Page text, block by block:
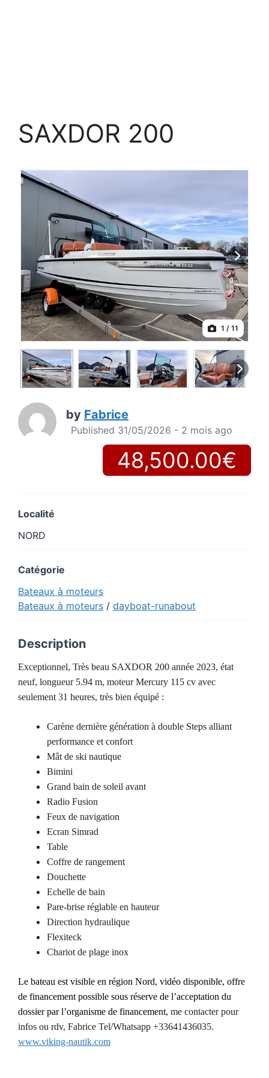
SAXDOR 200
1 / 11
by Fabrice
Published 31/05/2026 - 2 mois ago
48,500.00€
Localité
NORD
Catégorie
Bateaux à moteurs
Bateaux à moteurs / dayboat-runabout
Description
Exceptionnel, Très beau SAXDOR 200 année 2023, état
neuf, longueur 5.94 m, moteur Mercury 115 cv avec
seulement 31 heures, très bien équipé :
Carène dernière génération à double Steps alliant
performance et confort
Mât de ski nautique
Bimini
Grand bain de soleil avant
Radio Fusion
Feux de navigation
Ecran Simrad
Table
Coffre de rangement
Douchette
Echelle de bain
Pare-brise réglable en hauteur
Direction hydraulique
Flexiteck
Chariot de plage inox
Le bateau est visible en région Nord, vidéo disponible, offre
de financement possible sous réserve de l’acceptation du
dossier par l’organisme de financement, me contacter pour
infos ou rdv, Fabrice Tel/Whatsapp +33641436035.
www.viking-nautik.com